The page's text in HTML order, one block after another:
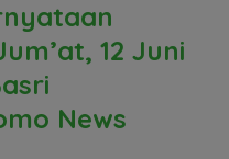
12 Juni
News